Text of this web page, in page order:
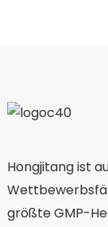
Hongjitang ist
größte GMP-